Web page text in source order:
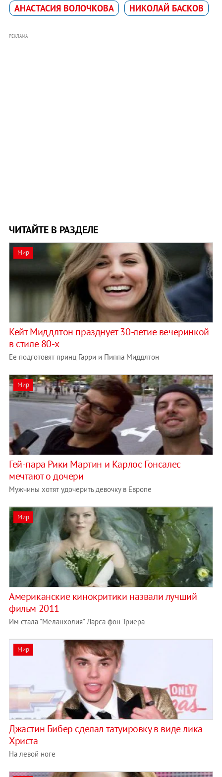
АНАСТАСИЯ ВОЛОЧКОВА НИКОЛАЙ БАСКОВ
РЕКЛАМА
ЧИТАЙТЕ В РАЗДЕЛЕ
Мир
Кейт Миддлтон празднует 30-летие вечеринкой
в стиле 80-х
Ее подготовят принц Гарри и Пиппа Миддлтон
Мир
Гей-пара Рики Мартин и Карлос Гонсалес
мечтают о дочери
Мужчины хотят удочерить девочку в Европе
Мир
Американские кинокритики назвали лучший
фильм 2011
Им стала "Меланхолия" Ларса фон Триера
Мир
Джастин Бибер сделал татуировку в виде лика
Христа
На левой ноге